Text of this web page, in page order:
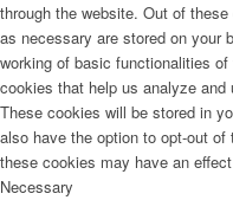
through the website. Out of
as necessary are stored on your
working of basic functionalities
cookies that help us analyze
These cookies will be stored in
also have the option to opt-out
these cookies may have an
Necessary